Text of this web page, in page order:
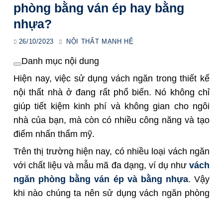
phòng bằng ván ép hay bằng
nhựa?
26/10/2023 NỘI THẤT MẠNH HỆ
Danh mục nội dung
Hiện nay, việc sử dụng vách ngăn trong thiết kế
nội thất nhà ở đang rất phổ biến. Nó không chỉ
giúp tiết kiệm kinh phí và không gian cho ngôi
nhà của bạn, mà còn có nhiều công năng và tạo
điểm nhấn thẩm mỹ.
Trên thị trường hiện nay, có nhiều loại vách ngăn
với chất liệu và mẫu mã đa dạng, ví dụ như vách
ngăn phòng bằng ván ép và bằng nhựa. Vậy
khi nào chúng ta nên sử dụng vách ngăn phòng